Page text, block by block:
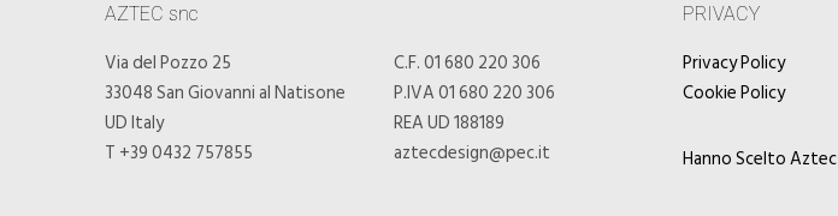
AZTEC snc
Via del Pozzo 25
33048 San Giovanni al Natisone
UD Italy
T +39 0432 757855
C.F. 01 680 220 306
P.IVA 01 680 220 306
REA UD 188189
aztecdesign@pec.it
PRIVACY
Privacy Policy
Cookie Policy
Hanno Scelto Aztec